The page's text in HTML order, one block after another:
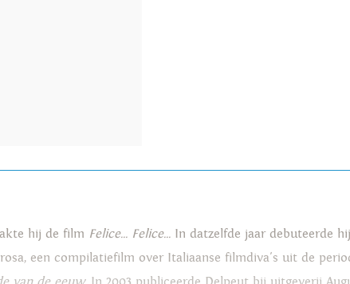
hij de film Felice... Felice... In datzelfde jaar debuteerde
een compilatiefilm over Italiaanse filmdiva's uit de